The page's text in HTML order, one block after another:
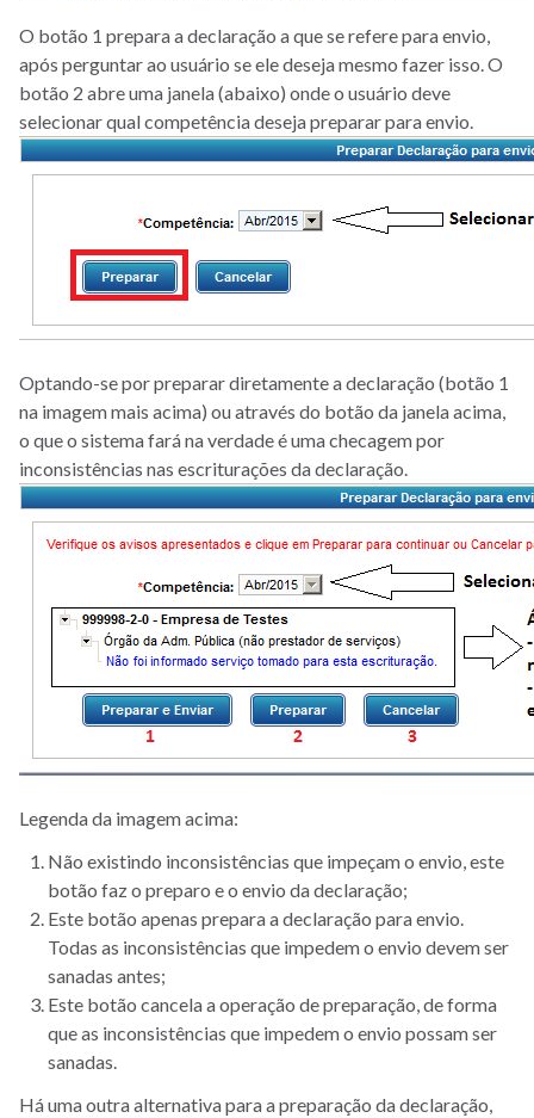
O botão 1 prepara a declaração a que se refere para envio,
após perguntar ao usuário se ele deseja mesmo fazer isso. O
botão 2 abre uma janela (abaixo) onde o usuário deve
selecionar qual competência deseja preparar para envio.
Optando-se por preparar diretamente a declaração (botão 1
na imagem mais acima) ou através do botão da janela acima,
o que o sistema fará na verdade é uma checagem por
inconsistências nas escriturações da declaração.
Legenda da imagem acima:
Não existindo inconsistências que impeçam o envio, este
botão faz o preparo e o envio da declaração;
Este botão apenas prepara a declaração para envio.
Todas as inconsistências que impedem o envio devem ser
sanadas antes;
Este botão cancela a operação de preparação, de forma
que as inconsistências que impedem o envio possam ser
sanadas.
Há uma outra alternativa para a preparação da declaração,